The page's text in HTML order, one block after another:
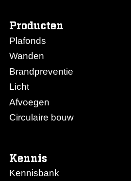
Producten
Plafonds
Wanden
Brandpreventie
Licht
Afvoegen
Circulaire bouw
Kennis
Kennisbank